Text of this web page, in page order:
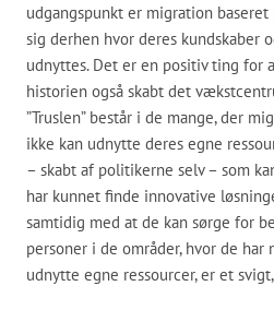
udgangspunkt er migration
sig derhen hvor deres kundskaber
udnyttes. Det er en positiv ting for
historien også skabt det
”Truslen” består i de mange, der
ikke kan udnytte deres egne
– skabt af politikerne selv – som
har kunnet finde innovative
samtidig med at de kan sørge for
personer i de områder, hvor de
udnytte egne ressourcer, er et